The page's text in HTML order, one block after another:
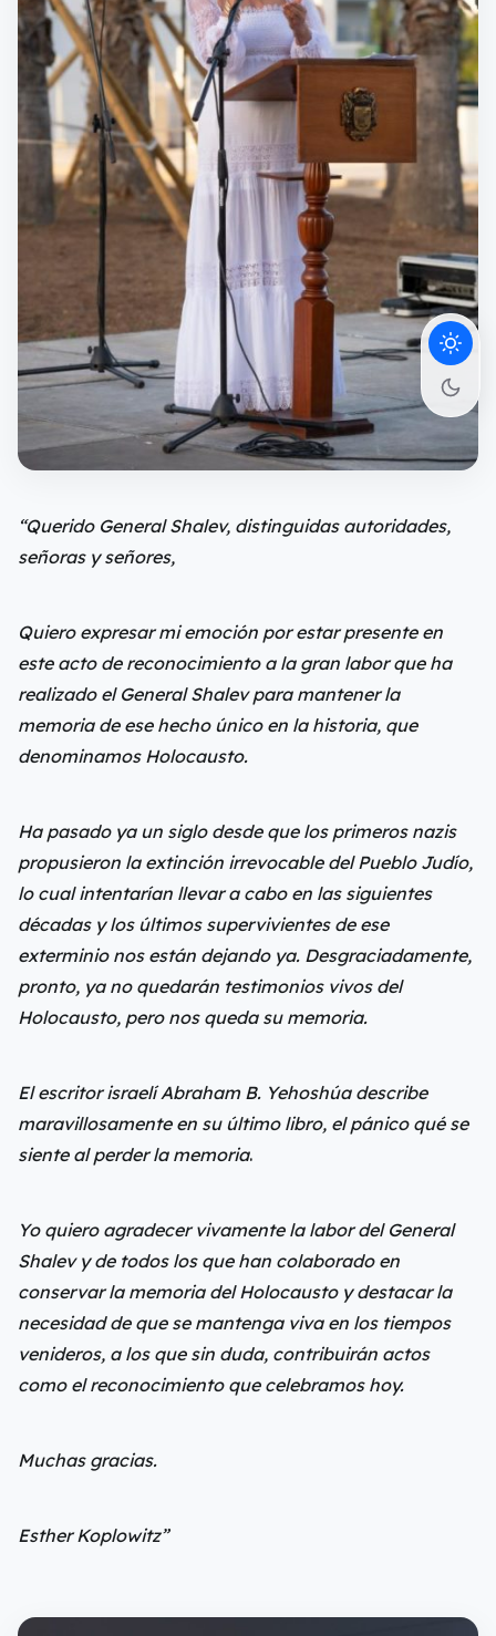
“Querido General Shalev, distinguidas autoridades,
señoras y señores,
Quiero expresar mi emoción por estar presente en
este acto de reconocimiento a la gran labor que ha
realizado el General Shalev para mantener la
memoria de ese hecho único en la historia, que
denominamos Holocausto.
Ha pasado ya un siglo desde que los primeros nazis
propusieron la extinción irrevocable del Pueblo Judío,
lo cual intentarían llevar a cabo en las siguientes
décadas y los últimos supervivientes de ese
exterminio nos están dejando ya. Desgraciadamente,
pronto, ya no quedarán testimonios vivos del
Holocausto, pero nos queda su memoria.
El escritor israelí Abraham B. Yehoshúa describe
maravillosamente en su último libro, el pánico qué se
siente al perder la memoria.
Yo quiero agradecer vivamente la labor del General
Shalev y de todos los que han colaborado en
conservar la memoria del Holocausto y destacar la
necesidad de que se mantenga viva en los tiempos
venideros, a los que sin duda, contribuirán actos
como el reconocimiento que celebramos hoy.
Muchas gracias.
Esther Koplowitz”